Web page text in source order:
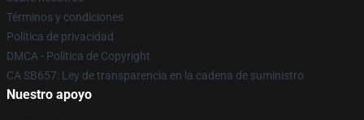
Términos y condiciones
Política de privacidad
DMCA - Política de Copyright
CA SB657: Ley de transparencia en la cadena de suministro
Nuestro apoyo